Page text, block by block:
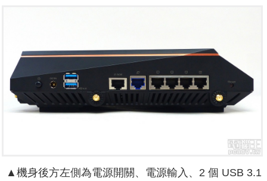
▲機身後方左側為電源開關、電源輸入、2 個 USB 3.1